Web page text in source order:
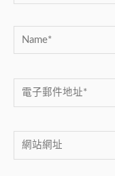
Name*
電
子
件
地
網
站